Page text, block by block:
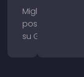
Migliorare il
posizionamento
su Google Maps